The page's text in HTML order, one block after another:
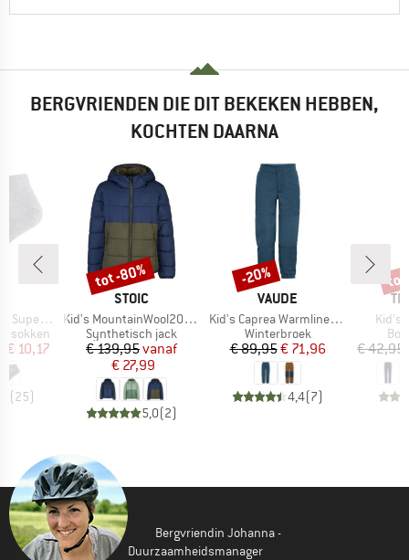
BERGVRIENDEN DIE DIT BEKEKEN HEBBEN,
KOCHTEN DAARNA
No Show
sokken
prijs
€ 10,17
(25)
MERK
STOIC
Artikel
Kid's MountainWool200 Strobo Hoody
Productgroep
Synthetisch jack
Prijs
€ 139,95Verlaagde prijs
vanaf
€ 27,99
5,0(2)
Korting
tot -80%
MERK
VAUDE
Artikel
Kid's Caprea Warmlined Pants III
Productgroep
Winterbroek
Prijs
€ 89,95Verlaagde prijs
€ 71,96
4,4(7)
Korting
-20%
Artikel
Kid's
€ 42,95
tot
Bergvriendin Johanna -
Duurzaamheidsmanager